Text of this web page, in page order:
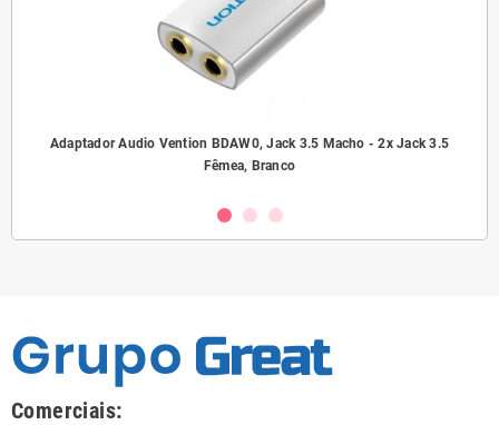
Adaptador Audio Vention BDAW0, Jack 3.5 Macho - 2x Jack 3.5
Fêmea, Branco
Comerciais: